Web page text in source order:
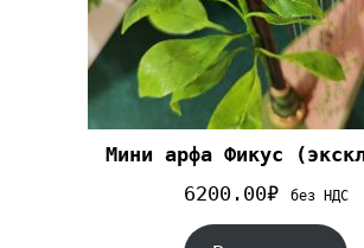
Мини арфа Фикус
6200.00₽ без НДС